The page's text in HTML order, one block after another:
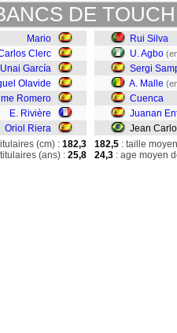
DE
Mario
Clerc
Unai García
Olavide
Romero
E. Rivière
Oriol Riera
Rui Silva
U. Agbo
Sergi
A. Malle
Cuenca
Juanan
Jean
(cm) : 182,3
(ans) : 25,8
182,5 : taille
24,3 : age moyen